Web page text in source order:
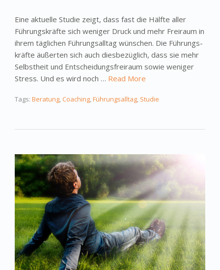
Eine aktuelle Studie zeigt, dass fast die Hälfte aller
Führungskräfte sich weni­ger Druck und mehr Freiraum in
ihrem täg­lichen Füh­­run­­gs­alltag wünschen. Die Führungs­
kräfte äußerten sich auch diesbezüglich, dass sie mehr
Selbstheit und Entschei­dungsfreiraum sowie weniger
Stress. Und es wird noch … Read More
Tags: Beratung, Coaching,Führungsalltag, Studie